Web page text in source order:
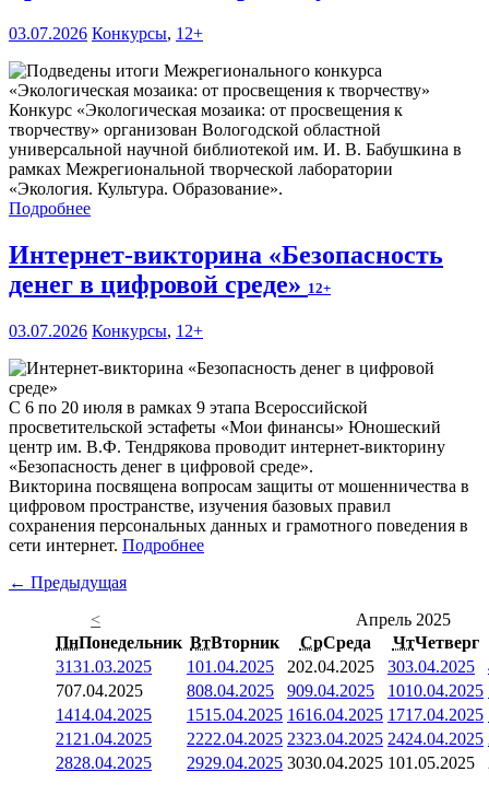
03.07.2026 Конкурсы, 12+
Конкурс «Экологическая мозаика: от просвещения к
творчеству» организован Вологодской областной
универсальной научной библиотекой им. И. В. Бабушкина в
рамках Межрегиональной творческой лаборатории
«Экология. Культура. Образование».
Подробнее
Интернет-викторина «Безопасность
денег в цифровой среде» 12+
03.07.2026 Конкурсы, 12+
С 6 по 20 июля в рамках 9 этапа Всероссийской
просветительской эстафеты «Мои финансы» Юношеский
центр им. В.Ф. Тендрякова проводит интернет-викторину
«Безопасность денег в цифровой среде».
Викторина посвящена вопросам защиты от мошенничества в
цифровом пространстве, изучения базовых правил
сохранения персональных данных и грамотного поведения в
сети интернет. Подробнее
← Предыдущая
<
Апрель 2025
ПнПонедельник ВтВторник СрСреда ЧтЧетверг
3131.03.2025 101.04.2025 202.04.2025 303.04.2025
707.04.2025 808.04.2025 909.04.2025 1010.04.2025
1414.04.2025 1515.04.2025 1616.04.2025 1717.04.2025
21 21.04.2025 2222.04.2025 2323.04.2025 2424.04.2025
2828.04.2025 2929.04.2025 3030.04.2025 101.05.2025